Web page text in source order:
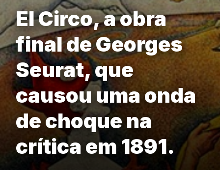
El Circo, a obra
final de Georges
Seurat, que
causou uma onda
de choque na
crítica em 1891.